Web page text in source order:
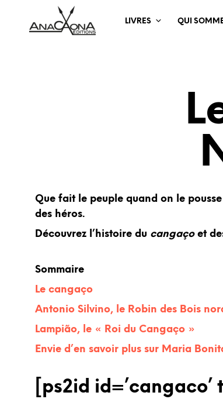
LIVRES QUI
Que fait le peuple quand on le
des héros.
Découvrez l’histoire du cangaço et
Sommaire
Le cangaço
Antonio Silvino, le Robin des Bois
Lampião, le « Roi du Cangaço »
Envie d’en savoir plus sur Maria
[ps2id